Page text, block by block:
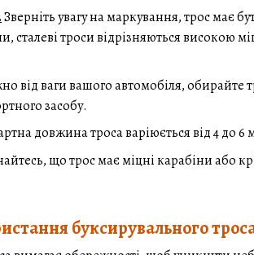
Зверніть увагу на маркування, трос має
сталеві троси відрізняються високою
від ваги вашого автомобіля,
засобу.
довжина троса варіюється від 4 до
що трос має міцні карабіни або
буксирувального